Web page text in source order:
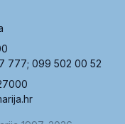
777; 099 502 00 52